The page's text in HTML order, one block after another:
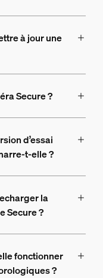
à jour une
Secure ?
d’essai
t-elle ?
la
Secure ?
fonctionner
?